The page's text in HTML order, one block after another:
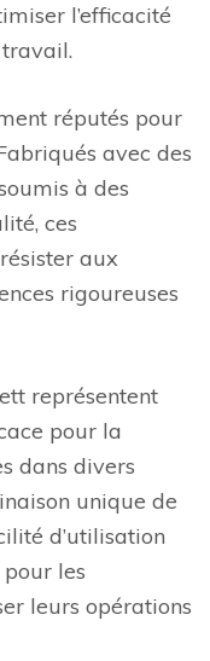
l’efficacité
réputés pour
avec des
à des
ces
aux
rigoureuses
représentent
pour la
dans divers
unique de
d’utilisation
les
leurs opérations